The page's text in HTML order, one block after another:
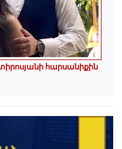
հարսանիքին